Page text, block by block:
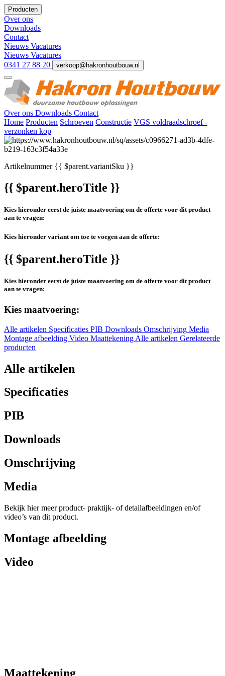
Producten
Over ons
Downloads
Contact
Nieuws Vacatures
Nieuws Vacatures
0341 27 88 20
verkoop@hakronhoutbouw.nl
Over ons Downloads Contact
Home Producten Schroeven Constructie VGS voldraadschroef -
verzonken kop
Artikelnummer{{ $parent.variantSku }}
{{ $parent.heroTitle }}
Kies hieronder eerst de juiste maatvoering om de offerte voor dit product
aan te vragen:
Kies hieronder variant om toe te voegen aan de offerte:
{{ $parent.heroTitle }}
Kies hieronder eerst de juiste maatvoering om de offerte voor dit product
aan te vragen:
Kies maatvoering:
Alle artikelen Specificaties PIB Downloads Omschrijving Media
Montage afbeelding Video Maattekening Alle artikelen Gerelateerde
producten
Alle artikelen
Specificaties
PIB
Downloads
Omschrijving
Media
Bekijk hier meer product- praktijk- of detailafbeeldingen en/of
video’s van dit product.
Montage afbeelding
Video
Maattekening